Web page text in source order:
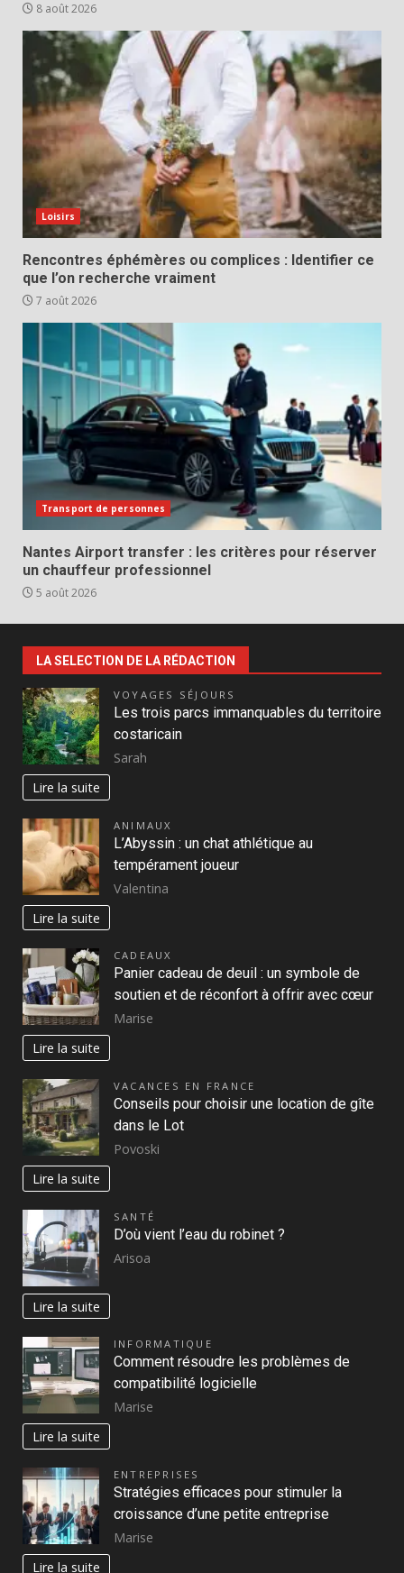
8 août 2026
Loisirs
Rencontres éphémères ou complices : Identifier ce
que l’on recherche vraiment
7 août 2026
Transport de personnes
Nantes Airport transfer : les critères pour réserver
un chauffeur professionnel
5 août 2026
LA SELECTION DE LA RÉDACTION
VOYAGES SÉJOURS
Les trois parcs immanquables du territoire
costaricain
Sarah
Lire la suite
ANIMAUX
L’Abyssin : un chat athlétique au
tempérament joueur
Valentina
Lire la suite
CADEAUX
Panier cadeau de deuil : un symbole de
soutien et de réconfort à offrir avec cœur
Marise
Lire la suite
VACANCES EN FRANCE
Conseils pour choisir une location de gîte
dans le Lot
Povoski
Lire la suite
SANTÉ
D’où vient l’eau du robinet ?
Arisoa
Lire la suite
INFORMATIQUE
Comment résoudre les problèmes de
compatibilité logicielle
Marise
Lire la suite
ENTREPRISES
Stratégies efficaces pour stimuler la
croissance d’une petite entreprise
Marise
Lire la suite